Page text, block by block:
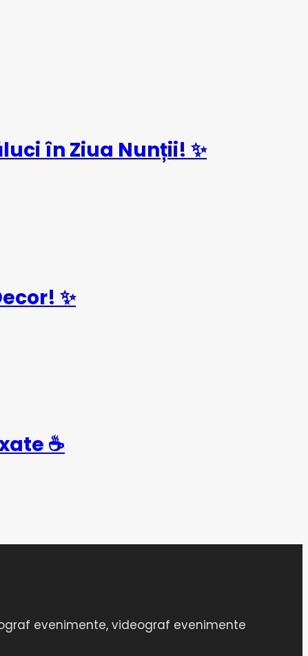
în Ziua Nunții! ✨
✨
☕
evenimente, videograf evenimente